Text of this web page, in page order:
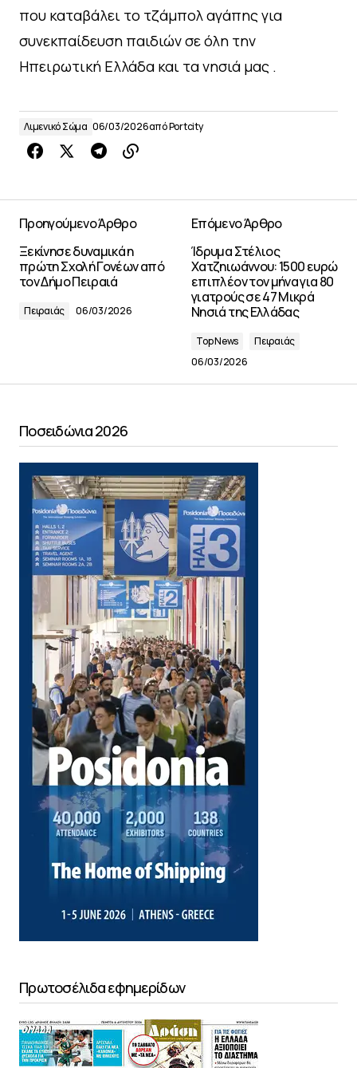
που καταβάλει το τζάμπολ αγάπης για
συνεκπαίδευση παιδιών σε όλη την
Ηπειρωτική Ελλάδα και τα νησιά μας .
Λιμενικό Σώμα 06/03/2026απόPortcity
Προηγούμενο Άρθρο
Ξεκίνησε δυναμικά η
πρώτη Σχολή Γονέων από
τον Δήμο Πειραιά
Πειραιάς 06/03/2026
Επόμενο Άρθρο
Ίδρυμα Στέλιος
Χατζηιωάννου: 1500 ευρώ
επιπλέον τον μήνα για 80
γιατρούς σε 47 Μικρά
Νησιά της Ελλάδας
Top News
Πειραιάς
06/03/2026
Ποσειδώνια 2026
Πρωτοσέλιδα εφημερίδων